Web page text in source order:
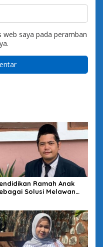
saya pada peramban
Ramah Anak
Solusi Melawan